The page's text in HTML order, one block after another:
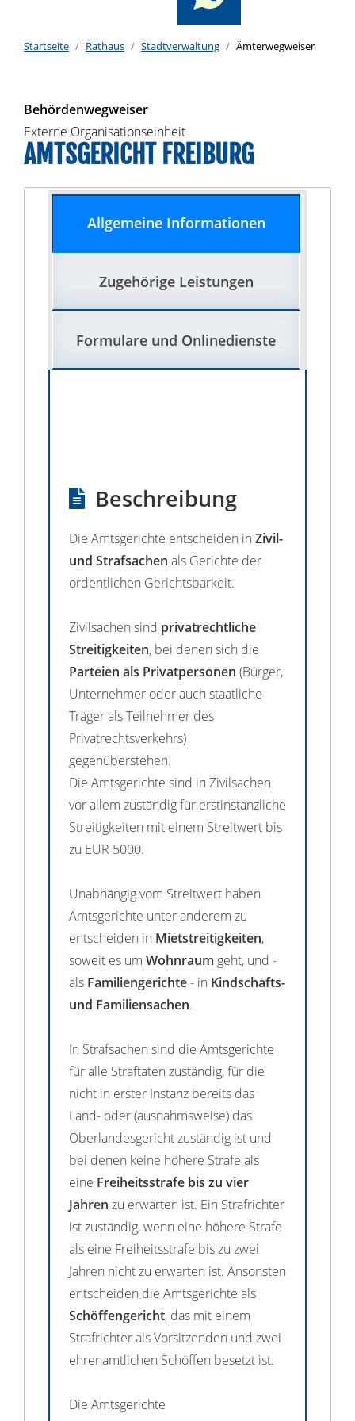
Startseite Rathaus Stadtverwaltung Ämterwegweiser
Behördenwegweiser
Externe Organisationseinheit
AMTSGERICHT FREIBURG
Allgemeine Informationen
Zugehörige Leistungen
Formulare und Onlinedienste
Beschreibung
Die Amtsgerichte entscheiden in Zivil-
und Strafsachen als Gerichte der
ordentlichen Gerichtsbarkeit.
Zivilsachen sind privatrechtliche
Streitigkeiten, bei denen sich die
Parteien als Privatpersonen (Bürger,
Unternehmer oder auch staatliche
Träger als Teilnehmer des
Privatrechtsverkehrs)
gegenüberstehen.
Die Amtsgerichte sind in Zivilsachen
vor allem zuständig für erstinstanzliche
Streitigkeiten mit einem Streitwert bis
zu EUR 5000.
Unabhängig vom Streitwert haben
Amtsgerichte unter anderem zu
entscheiden in Mietstreitigkeiten,
soweit es um Wohnraum geht, und -
als Familiengerichte- in Kindschafts-
und Familiensachen.
In Strafsachen sind die Amtsgerichte
für alle Straftaten zuständig, für die
nicht in erster Instanz bereits das
Land- oder (ausnahmsweise) das
Oberlandesgericht zuständig ist und
bei denen keine höhere Strafe als
eine Freiheitsstrafe bis zu vier
Jahren zu erwarten ist. Ein Strafrichter
ist zuständig, wenn eine höhere Strafe
als eine Freiheitsstrafe bis zu zwei
Jahren nicht zu erwarten ist. Ansonsten
entscheiden die Amtsgerichte als
Schöffengericht, das mit einem
Strafrichter als Vorsitzenden und zwei
ehrenamtlichen Schöffen besetzt ist.
Die Amtsgerichte